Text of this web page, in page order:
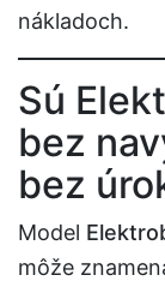
nákladoch.
Sú
bez
bez
Model
môže